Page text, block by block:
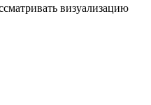
визуализацию